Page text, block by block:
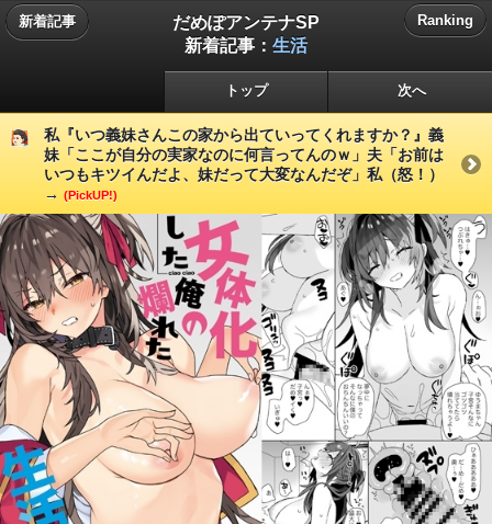
新着記事
だめぽアンテナSP
新着記事： 生活
Ranking
トップ 次へ
私『いつ義妹さんこの家から出ていってくれますか？』義
妹「ここが自分の実家なのに何言ってんのｗ」夫「お前は
いつもキツイんだよ、妹だって大変なんだぞ」私（怒！）
→ (PickUP!)